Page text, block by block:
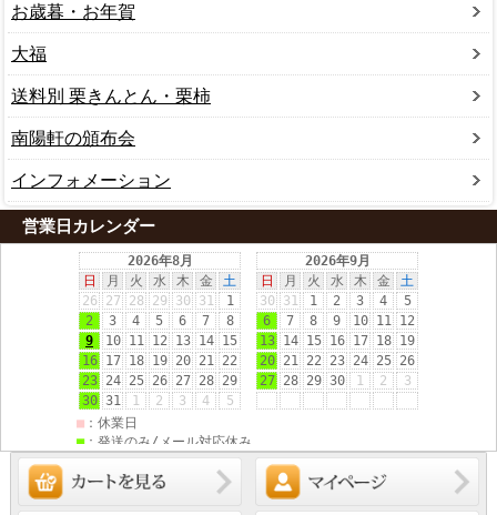
お歳暮・お年賀
大福
送料別 栗きんとん・栗柿
南陽軒の頒布会
インフォメーション
営業日カレンダー